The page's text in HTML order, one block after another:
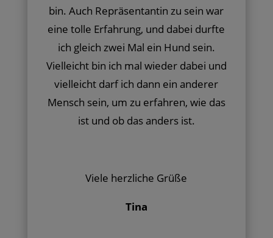
bin. Auch Repräsentantin zu sein war
eine tolle Erfahrung, und dabei durfte
ich gleich zwei Mal ein Hund sein.
Vielleicht bin ich mal wieder dabei und
vielleicht darf ich dann ein anderer
Mensch sein, um zu erfahren, wie das
ist und ob das anders ist.
Viele herzliche Grüße
Tina